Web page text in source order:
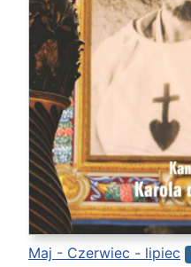
Maj - Czerwiec - lipiec